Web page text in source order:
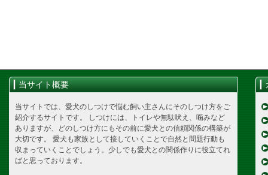
当サイト概要
当サイトでは、愛犬のしつけで悩む飼い主さんにそのしつけ方をご
紹介するサイトです。 しつけには、トイレや無駄吠え、噛みなど
ありますが、どのしつけ方にもその前に愛犬との信頼関係の構築が
大切です。 愛犬も家族として接していくことで自然と問題行動も
収まっていくことでしょう。少しでも愛犬との関係作りに役立てれ
ばと思っております。